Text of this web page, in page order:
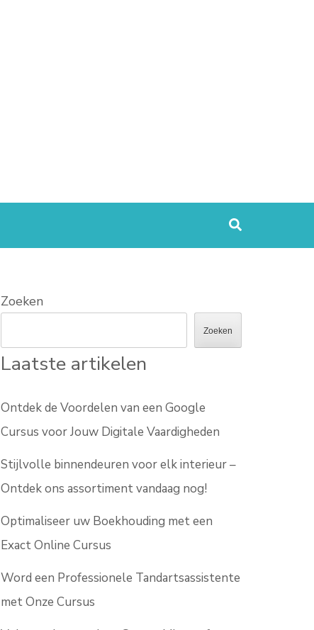
Zoeken
Zoeken
Laatste artikelen
Ontdek de Voordelen van een Google
Cursus voor Jouw Digitale Vaardigheden
Stijlvolle binnendeuren voor elk interieur –
Ontdek ons assortiment vandaag nog!
Optimaliseer uw Boekhouding met een
Exact Online Cursus
Word een Professionele Tandartsassistente
met Onze Cursus